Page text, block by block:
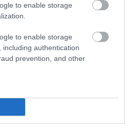
to enable storage
to enable storage
including authentication
prevention, and other
Προστατεύεται – Καμία
Καμία Μικροπολιτική!
ΠΑΝΟΥ
| 10:52
του Τελ Αβίβ προς τιμή
για την απελευθέρωση